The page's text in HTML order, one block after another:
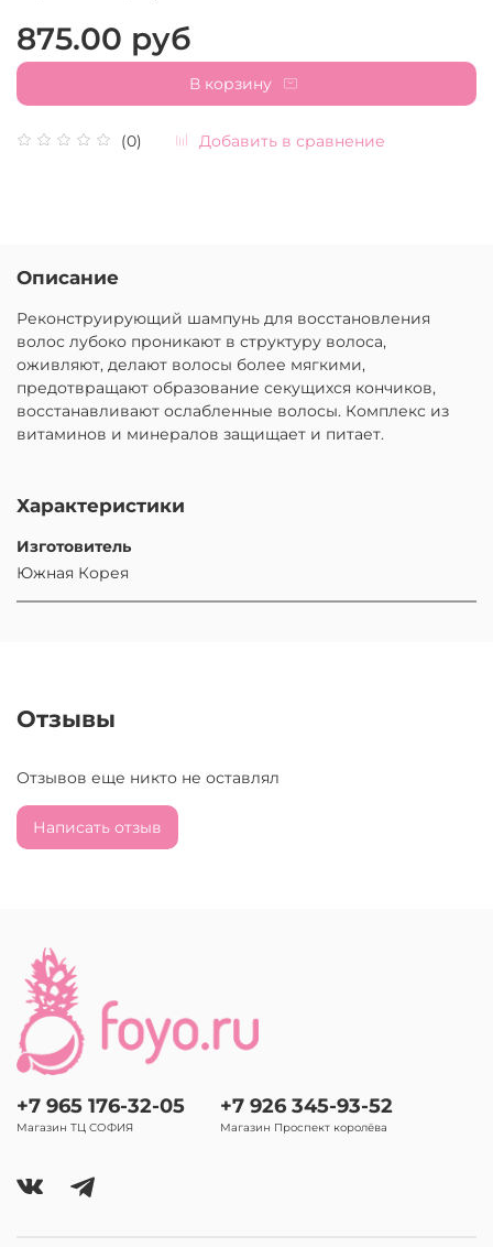
(0) Добавить в сравнение
875.00 руб
В корзину
Описание
Реконструирующий шампунь для восстановления
волос лубоко проникают в структуру волоса,
оживляют, делают волосы более мягкими,
предотвращают образование секущихся кончиков,
восстанавливают ослабленные волосы. Комплекс из
витаминов и минералов защищает и питает.
Характеристики
Изготовитель
Южная Корея
Отзывы
Отзывов еще никто не оставлял
Написать отзыв
+7 965 176-32-05
Магазин ТЦ СОФИЯ
+7 926 345-93-52
Магазин Проспект королёва